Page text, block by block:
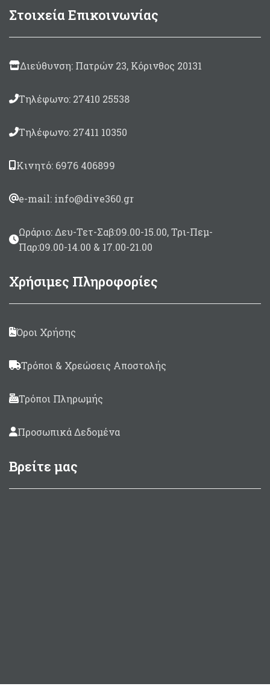
Στοιχεία Επικοινωνίας
Διεύθυνση: Πατρών 23, Κόρινθος 20131
Τηλέφωνο: 27410 25538
Τηλέφωνο: 27411 10350
Κινητό: 6976 406899
e-mail: info@dive360.gr
Ωράριο: Δευ-Τετ-Σαβ:09.00-15.00, Τρι-Πεμ-
Παρ:09.00-14.00 & 17.00-21.00
Χρήσιμες Πληροφορίες
Όροι Χρήσης
Τρόποι & Χρεώσεις Αποστολής
Τρόποι Πληρωμής
Προσωπικά Δεδομένα
Βρείτε μας